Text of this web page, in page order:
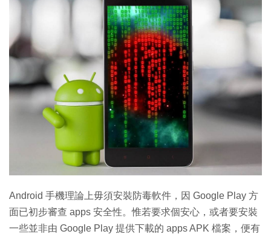
EduTech
IT Times
生成式AI與雲端應用
Enterprise Digital Transformation
Android 手機理論上毋須安裝防毒軟件，因 Google Play 方
面已初步審查 apps 安全性。惟若要求個安心，或者要安裝
一些並非由 Google Play 提供下載的 apps APK 檔案，便有